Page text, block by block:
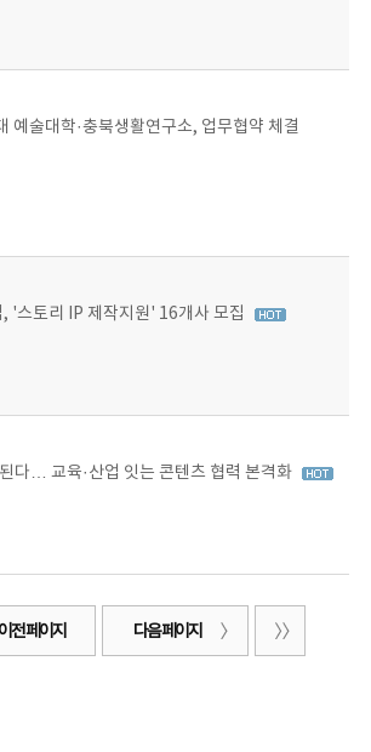
예술대학·충북생활연구소, 업무협약 체결
'스토리 IP 제작지원' 16개사 모집
다… 교육·산업 잇는 콘텐츠 협력 본격화
이전 페이지 다음 페이지